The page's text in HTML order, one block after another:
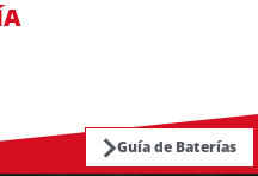
Guía de Baterías